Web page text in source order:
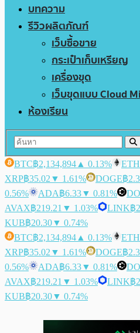
บทความ
รีวิวผลิตภัณฑ์
เว็บซื้อขาย
กระเป๋าเก็บเหรียญ
เครื่องขุด
เว็บขุดแบบ Cloud
ห้องเรียน
BTC฿2,134,894 ▲ 0.13% ETH
XRP฿35.02 ▼ 1.61% DOGE฿
0.56%
ADA฿6.33▼ 0.81%
AVAX฿219.21 ▼ 1.03% LINK฿
KUB฿20.30▼ 0.74%
BTC฿2,134,894 ▲ 0.13% ETH
XRP฿35.02 ▼ 1.61% DOGE฿
0.56%
ADA฿6.33▼ 0.81%
AVAX฿219.21 ▼ 1.03% LINK฿
KUB฿20.30▼ 0.74%